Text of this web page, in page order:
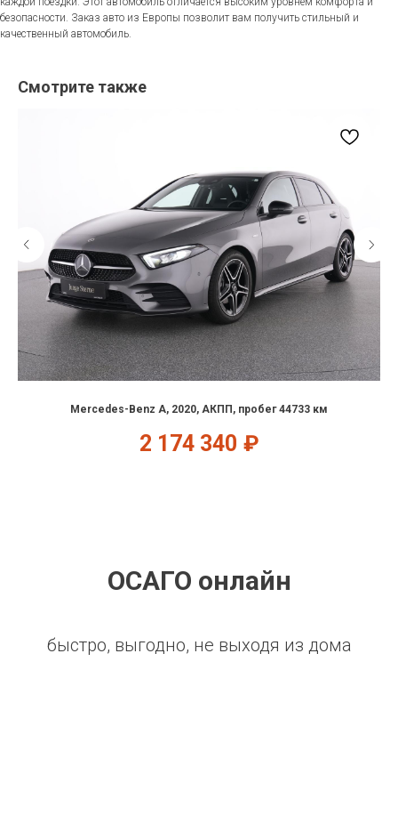
безопасности. Заказ авто из Европы позволит вам получить стильный и
качественный автомобиль.
Смотрите также
Mercedes-Benz A, 2020, АКПП, пробег 44733 км
2 174 340 ₽
ОСАГО онлайн
быстро, выгодно, не выходя из дома